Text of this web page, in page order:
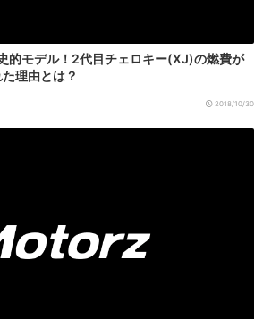
的モデル！2代目チェロキー(XJ)の燃費が
理由とは？
2018/10/30